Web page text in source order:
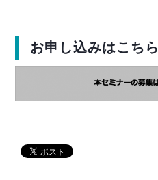
お申し込みはこちら